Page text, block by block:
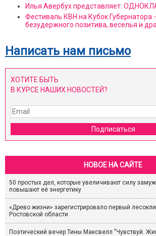
Илья Авербух представляет:
Фестиваль КВН на Кубок Губернатора
безудержного позитива, веселья и
Написать нам письмо
ХОТИТЕ БЫТЬ
В КУРСЕ НАШИХ НОВОСТЕЙ?
Подписаться
НОВОЕ НА САЙТЕ
50 простых дел, которые увеличивают силу
повышают её энергетику
«Древо жизни» зарегистрировало первый
Ростовской области
Поэтический вечер Тины Максвелл "Чувствуй.